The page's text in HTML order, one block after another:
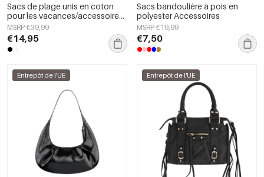
Sacs de plage unis en coton
pour les vacances/accessoires
de plage
MSRP €39,99
€14,95
Sacs bandoulière à pois en
polyester Accessoires
MSRP €19,99
€7,50
Entrepôt de l'UE Entrepôt de l'UE